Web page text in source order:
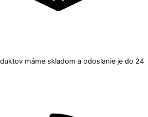
máme skladom a odoslanie je do 24